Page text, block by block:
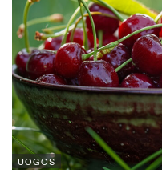
UOGOS